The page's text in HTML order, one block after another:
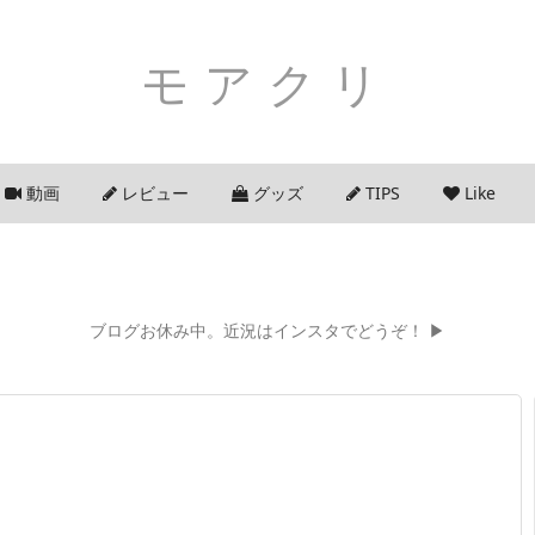
モアクリ
動画 レビュー グッズ TIPS Like
ブログお休み中。近況はインスタでどうぞ！ ▶